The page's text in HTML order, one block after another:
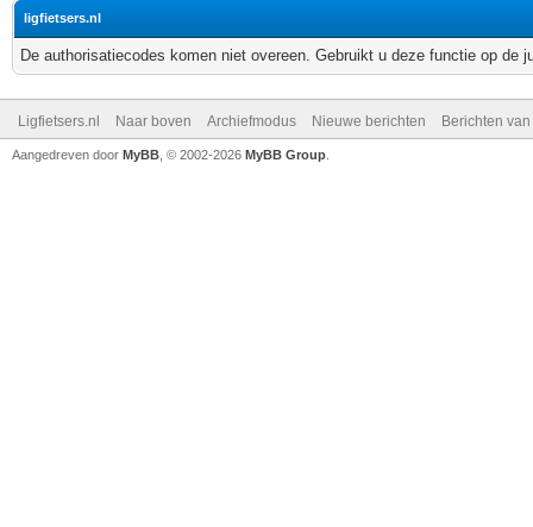
ligfietsers.nl
De authorisatiecodes komen niet overeen. Gebruikt u deze functie op de
Ligfietsers.nl Naar boven Archiefmodus Nieuwe berichten Berichten
Aangedreven door MyBB , © 2002-2026 MyBB Group